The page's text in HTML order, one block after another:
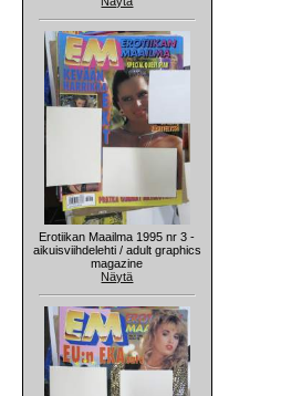
Erotiikan Maailma 1995 nr 3 -
aikuisviihdelehti / adult graphics
magazine
Näytä